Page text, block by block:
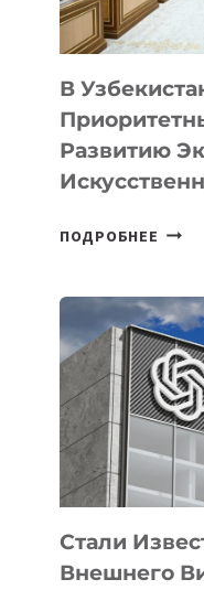
В
Развитию
ПОДРОБНЕЕ В
ПО
Стали
Внешнего